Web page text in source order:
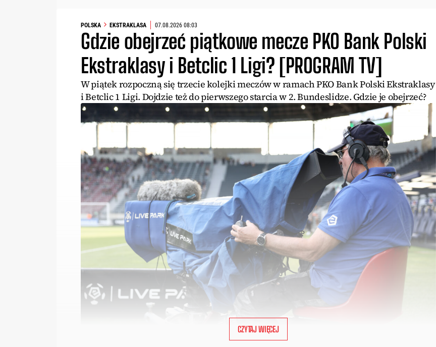
POLSKA EKSTRAKLASA 07.08.2026 08:03
Gdzie obejrzeć piątkowe mecze PKO Bank Polski
Ekstraklasy i Betclic 1 Ligi? [PROGRAM TV]
W piątek rozpoczną się trzecie kolejki meczów w ramach PKO Bank Polski Ekstraklasy
i Betclic 1 Ligi. Dojdzie też do pierwszego starcia w 2. Bundeslidze. Gdzie je obejrzeć?
CZYTAJ WIĘCEJ